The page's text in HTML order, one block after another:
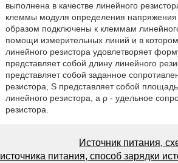
выполнена в качестве линейного
клеммы модуля определения напряжения
образом подключены к клеммам
помощи измерительных линий и в
линейного резистора удовлетворяет
представляет собой длину линейного
представляет собой заданное
резистора, S представляет собой
линейного резистора, а ρ - удельное
резистора.
Источник питания,
источника питания, способ зарядки